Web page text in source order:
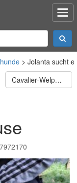
Jolanta sucht
Cavalier-Welpen mit Stammbaum